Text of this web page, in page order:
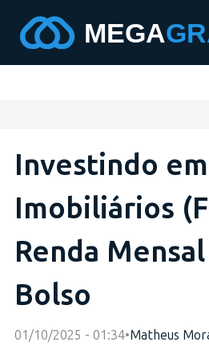
Investindo
Imobiliários
Renda
Bolso
01/10/2025 - 01:34•Matheus